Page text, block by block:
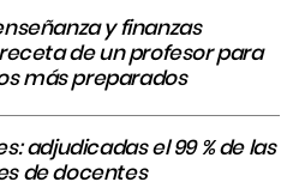
y finanzas
de un profesor para
más preparados
adjudicadas el 99 % de las
de docentes